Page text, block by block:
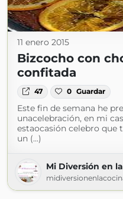
11 enero 2015
Bizcocho con
confitada
47 0 Guardar
Este fin de semana he
unacelebración, en mi
estaocasión celebro que
un (...)
Mi Diversión en